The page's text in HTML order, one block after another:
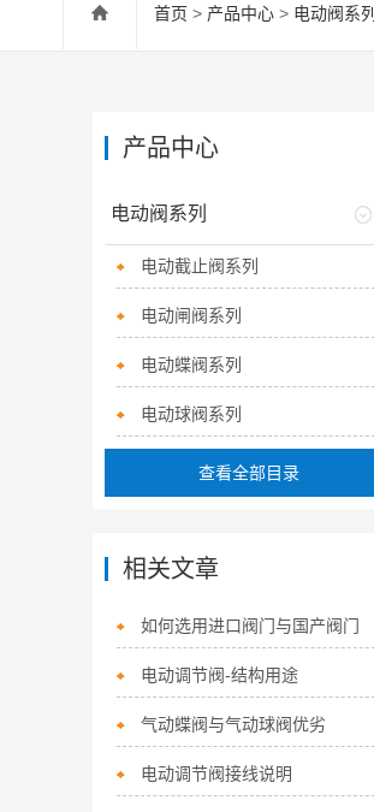
首页 > 产品中心 > 电动阀系列
产品中心
电动阀系列
电动截止阀系列
电动闸阀系列
电动蝶阀系列
电动球阀系列
查看全部目录
相关文章
如何选用进口阀门与国产阀门
电动调节阀-结构用途
气动蝶阀与气动球阀优劣
电动调节阀接线说明